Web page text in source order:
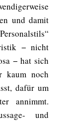
und damit
− nicht
− hat sich
kaum noch
dafür um
annimmt.
und